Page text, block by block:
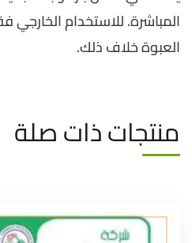
المباشرة. للاستخدام
العبوة خلاف ذلك.
منتجات ذات صلة